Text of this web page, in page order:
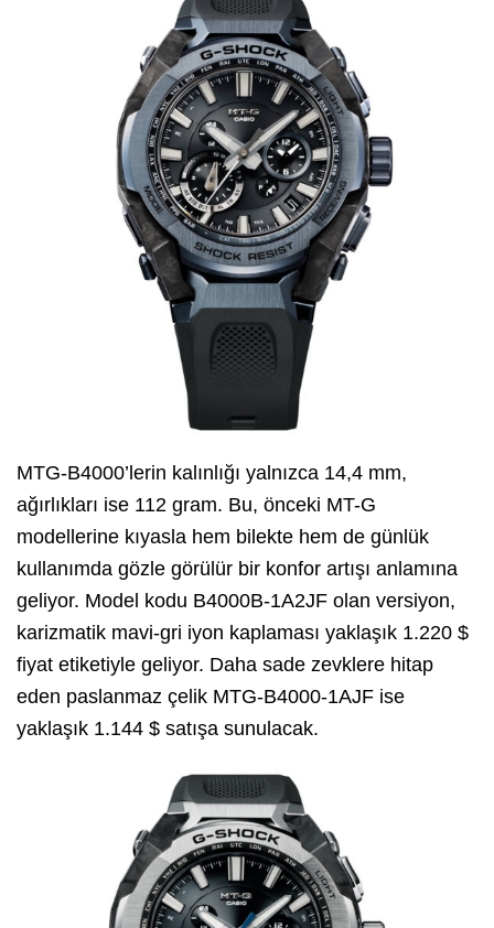
MTG-B4000’lerin kalınlığı yalnızca 14,4 mm,
ağırlıkları ise 112 gram. Bu, önceki MT-G
modellerine kıyasla hem bilekte hem de günlük
kullanımda gözle görülür bir konfor artışı anlamına
geliyor. Model kodu B4000B-1A2JF olan versiyon,
karizmatik mavi-gri iyon kaplaması yaklaşık 1.220 $
fiyat etiketiyle geliyor. Daha sade zevklere hitap
eden paslanmaz çelik MTG-B4000-1AJF ise
yaklaşık 1.144 $ satışa sunulacak.